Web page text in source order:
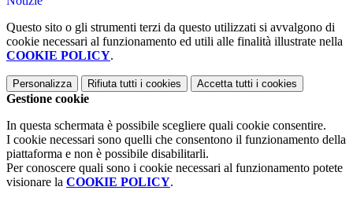
Questo sito o gli strumenti terzi da questo utilizzati si avvalgono di
cookie necessari al funzionamento ed utili alle finalità illustrate nella
COOKIE POLICY.
Personalizza Rifiuta tutti i cookies Accetta tutti i cookies
Gestione cookie
In questa schermata è possibile scegliere quali cookie consentire.
I cookie necessari sono quelli che consentono il funzionamento della
piattaforma e non è possibile disabilitarli.
Per conoscere quali sono i cookie necessari al funzionamento potete
visionare la COOKIE POLICY.